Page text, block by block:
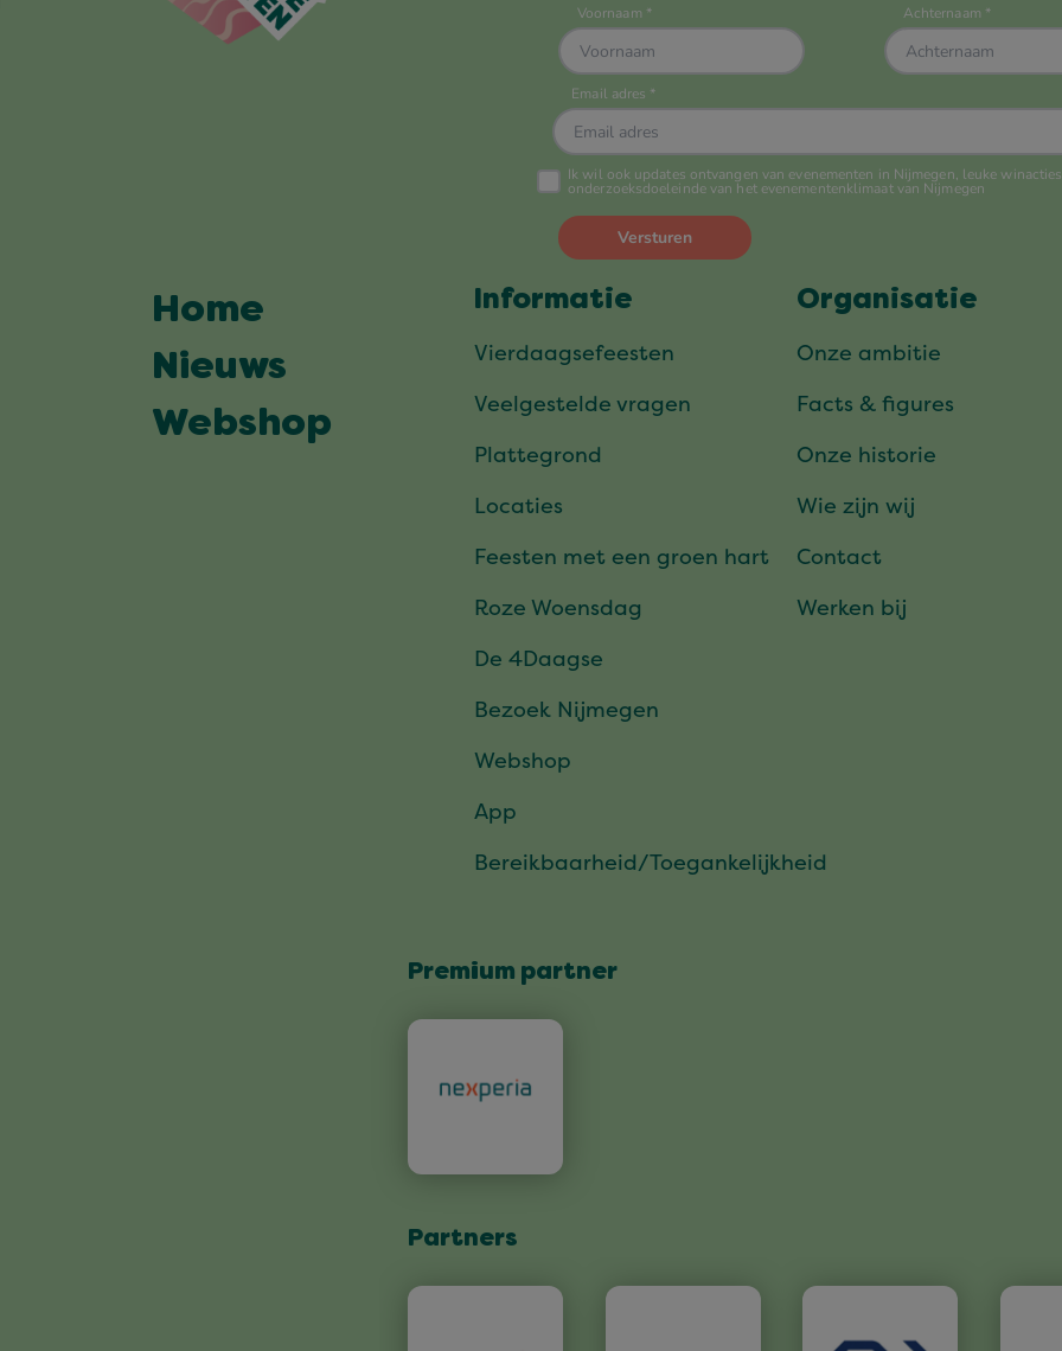
Home
Nieuws
Webshop
Informatie
Vierdaagsefeesten
Veelgestelde vragen
Plattegrond
Locaties
Feesten met een groen hart
Roze Woensdag
De 4Daagse
Bezoek Nijmegen
Webshop
App
Bereikbaarheid/Toegankelijkheid
Organisatie
Onze ambitie
Facts & figures
Onze historie
Wie zijn wij
Contact
Werken bij
Premium partner
Partners